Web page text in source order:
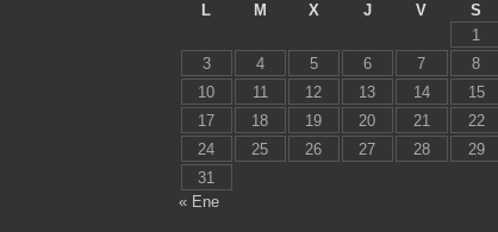
L
M X J V S
1
3
4 5 6 7 8
10
11 12 13 14 15
17
18 19 20 21 22
24
25 26 27 28 29
31
« Ene